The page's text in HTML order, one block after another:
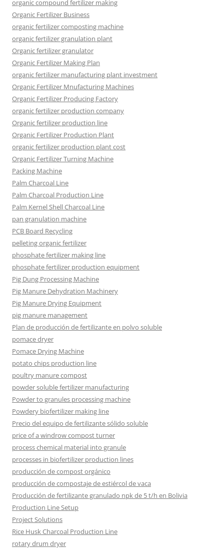
organic compound fertilizer making
Organic Fertilizer Business
organic fertilizer composting machine
organic fertilizer granulation plant
Organic fertilizer granulator
Organic Fertilizer Making Plan
organic fertilizer manufacturing plant investment
Organic Fertilizer Mnufacturing Machines
Organic Fertilizer Producing Factory
organic fertilizer production company
Organic fertilizer production line
Organic Fertilizer Production Plant
organic fertilizer production plant cost
Organic Fertilizer Turning Machine
Packing Machine
Palm Charcoal Line
Palm Charcoal Production Line
Palm Kernel Shell Charcoal Line
pan granulation machine
PCB Board Recycling
pelleting organic fertilizer
phosphate fertilizer making line
phosphate fertilizer production equipment
Pig Dung Processing Machine
Pig Manure Dehydration Machinery
Pig Manure Drying Equipment
pig manure management
Plan de producción de fertilizante en polvo soluble
pomace dryer
Pomace Drying Machine
potato chips production line
poultry manure compost
powder soluble fertilizer manufacturing
Powder to granules processing machine
Powdery biofertilizer making line
Precio del equipo de fertilizante sólido soluble
price of a windrow compost turner
process chemical material into granule
processes in biofertilizer production lines
producción de compost orgánico
producción de compostaje de estiércol de vaca
Producción de fertilizante granulado npk de 5 t/h en Bolivia
Production Line Setup
Project Solutions
Rice Husk Charcoal Production Line
rotary drum dryer